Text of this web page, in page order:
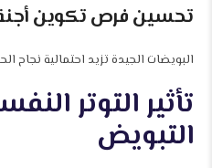
تحسين فرص تكوين
البويضات الجيدة تزيد احتمالية نجاح
تأثير التوتر
التبويض